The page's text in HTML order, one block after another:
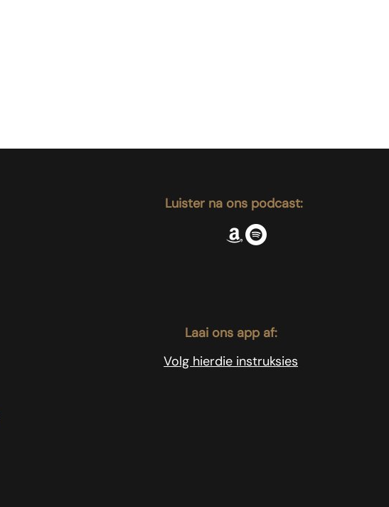
Luister na ons podcast:
Laai ons app af:
Volg hierdie instruksies